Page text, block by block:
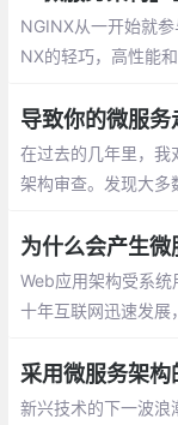
NGINX从一开始就
NX的轻巧，高性能
名第一的应用程序
到的大多数微服务平
导致你的微服务
在过去的几年里，我
架构审查。发现大多
展性、更小的独立团
为什么会产生微
Web应用架构受系统
十年互联网迅速发展
务，但是很多人并不
采用微服务架
新兴技术的下一波浪